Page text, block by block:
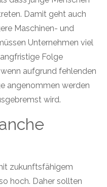
Damit geht auch
Maschinen- und
Unternehmen viel
Folge
aufgrund fehlenden
angenommen werden
wird.
zukunftsfähigem
hoch. Daher sollten